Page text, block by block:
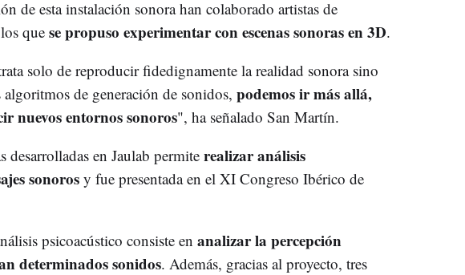
de esta instalación sonora han colaborado artistas de
quese propuso experimentar con escenas sonoras en 3D.
solo de reproducir fidedignamente la realidad sonora sino
algoritmos de generación de sonidos, podemos ir más allá,
nuevos entornos sonoros", ha señalado San Martín.
desarrolladas en Jaulab permite realizar análisis
sonorosy fue presentada en el XI Congreso Ibérico de
psicoacústico consiste en analizar la percepción
determinados sonidos. Además, gracias al proyecto, tres